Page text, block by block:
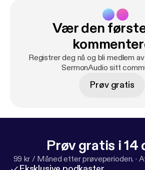
Vær den
Registrer deg nå og bli medlem
SermonAudio sitt
Prøv gratis
Prøv gratis i 14
99 kr / Måned etter prøveperioden. ·